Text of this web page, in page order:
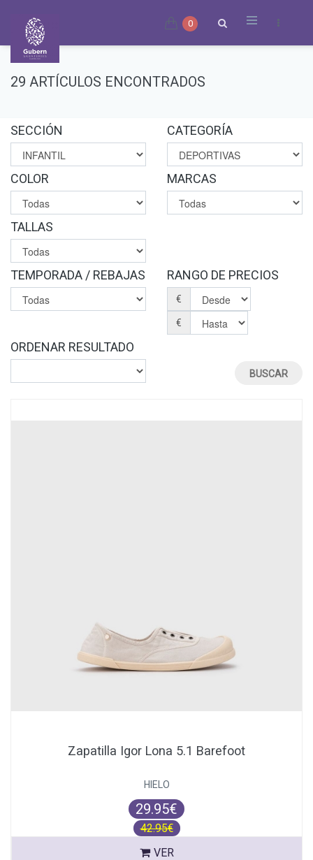
0
29 ARTÍCULOS ENCONTRADOS
SECCIÓN CATEGORÍA
COLOR MARCAS
TALLAS
TEMPORADA / REBAJAS RANGO DE PRECIOS
€
€
ORDENAR RESULTADO
Zapatilla Igor Lona 5.1 Barefoot
HIELO
29.95€
42.95€
VER